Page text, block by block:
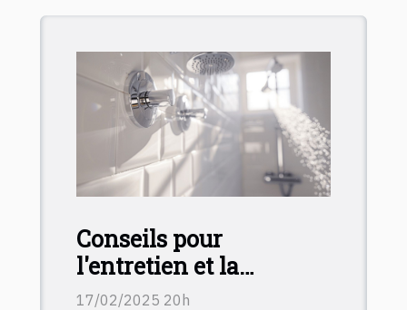
Conseils pour
l'entretien et la
maintenance des
17/02/2025 20h